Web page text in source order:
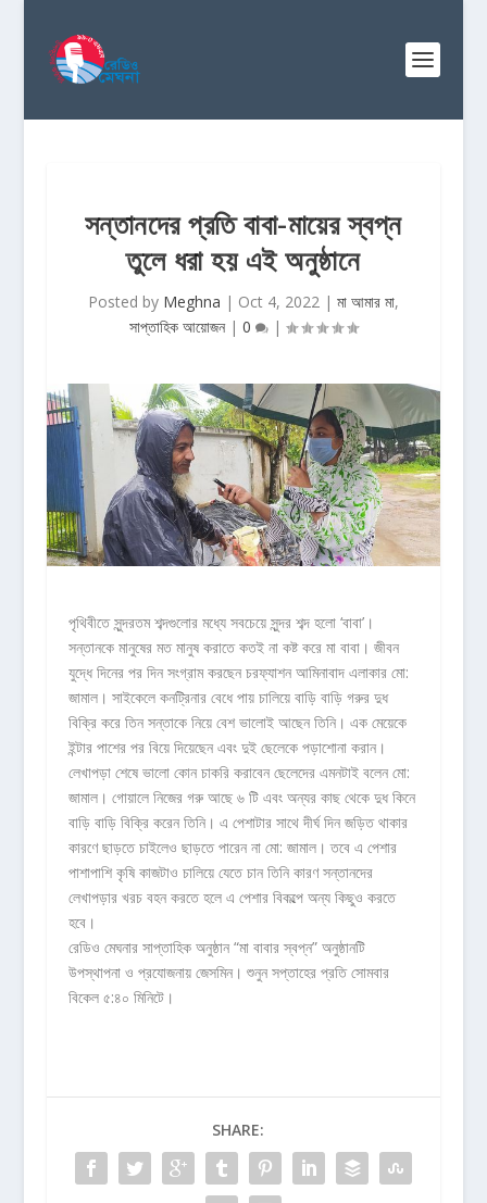
সন্তানদের প্রতি বাবা-মায়ের স্বপ্ন
তুলে ধরা হয় এই অনুষ্ঠানে
Posted by Meghna | Oct 4, 2022| মা আমার মা,
সাপ্তাহিক আয়োজন| 0 |
পৃথিবীতে সুন্দরতম শব্দগুলোর মধ্যে সবচেয়ে সুন্দর শব্দ হলো ‘বাবা’।
সন্তানকে মানুষের মত মানুষ করাতে কতই না কষ্ট করে মা বাবা। জীবন
যুদ্ধে দিনের পর দিন সংগ্রাম করছেন চরফ্যাশন আমিনাবাদ এলাকার মো:
জামাল। সাইকেলে কনট্রিনার বেধে পায় চালিয়ে বাড়ি বাড়ি গরুর দুধ
বিক্রি করে তিন সন্তাকে নিয়ে বেশ ভালোই আছেন তিনি। এক মেয়েকে
ইন্টার পাশের পর বিয়ে দিয়েছেন এবং দুই ছেলেকে পড়াশোনা করান।
লেখাপড়া শেষে ভালো কোন চাকরি করাবেন ছেলেদের এমনটাই বলেন মো:
জামাল। গোয়ালে নিজের গরু আছে ৬ টি এবং অন্যর কাছ থেকে দুধ কিনে
বাড়ি বাড়ি বিক্রি করেন তিনি। এ পেশাটার সাথে দীর্ঘ দিন জড়িত থাকার
কারণে ছাড়তে চাইলেও ছাড়তে পারেন না মো: জামাল। তবে এ পেশার
পাশাপাশি কৃষি কাজটাও চালিয়ে যেতে চান তিনি কারণ সন্তানদের
লেখাপড়ার খরচ বহন করতে হলে এ পেশার বিকল্পে অন্য কিছুও করতে
হবে।
রেডিও মেঘনার সাপ্তাহিক অনুষ্ঠান “মা বাবার স্বপ্ন” অনুষ্ঠানটি
উপস্থাপনা ও প্রযোজনায় জেসমিন। শুনুন সপ্তাহের প্রতি সোমবার
বিকেল ৫:৪০ মিনিটে।
SHARE: